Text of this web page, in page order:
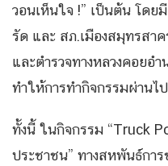
วอนเห็นใจ !” เป็นต้น โดย
รัด และ สภ.เมืองสมุทรสา
และตำรวจทางหลวงคอยอ
ทำให้การทำกิจกรรมผ่านไ
ทั้งนี้ ในกิจกรรม “Truck
ประชาชน” ทางสหพันธ์กา